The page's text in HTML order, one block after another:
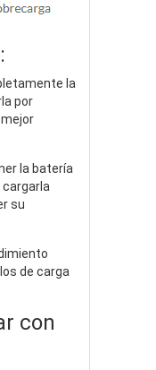
la
por
la batería
su
de carga
con